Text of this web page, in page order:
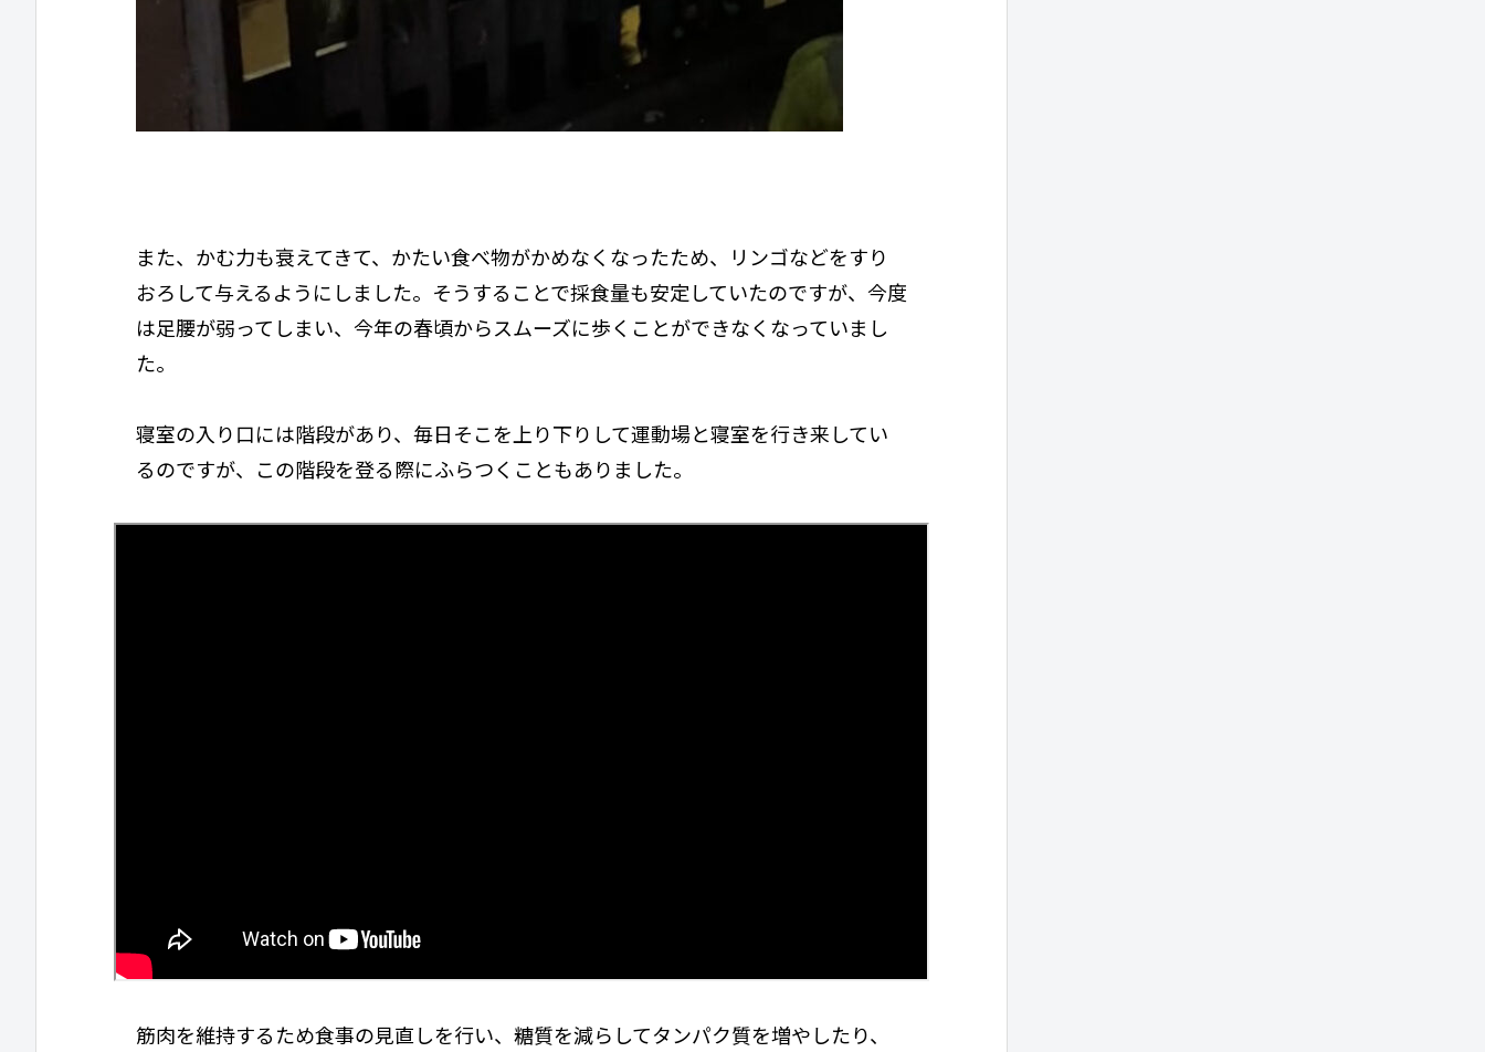
また、かむ力も衰えてきて、かたい食べ物がかめなくなったため、リンゴなどをすり
おろして与えるようにしました。そうすることで採食量も安定していたのですが、今度
は足腰が弱ってしまい、今年の春頃からスムーズに歩くことができなくなっていまし
た。
寝室の入り口には階段があり、毎日そこを上り下りして運動場と寝室を行き来してい
るのですが、この階段を登る際にふらつくこともありました。
筋肉を維持するため食事の見直しを行い、糖質を減らしてタンパク質を増やしたり、